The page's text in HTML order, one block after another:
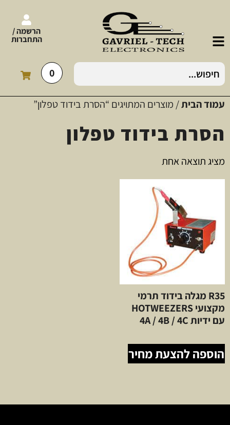
הרשמה /
התחברות
0
עמוד הבית/ מוצרים המתויגים “הסרת בידוד טפלון”
הסרת בידוד טפלון
מציג תוצאה אחת
R35 מגלה בידוד תרמי
מקצועי HOTWEEZERS
עם ידיות 4A / 4B / 4C
הוספה להצעת מחיר